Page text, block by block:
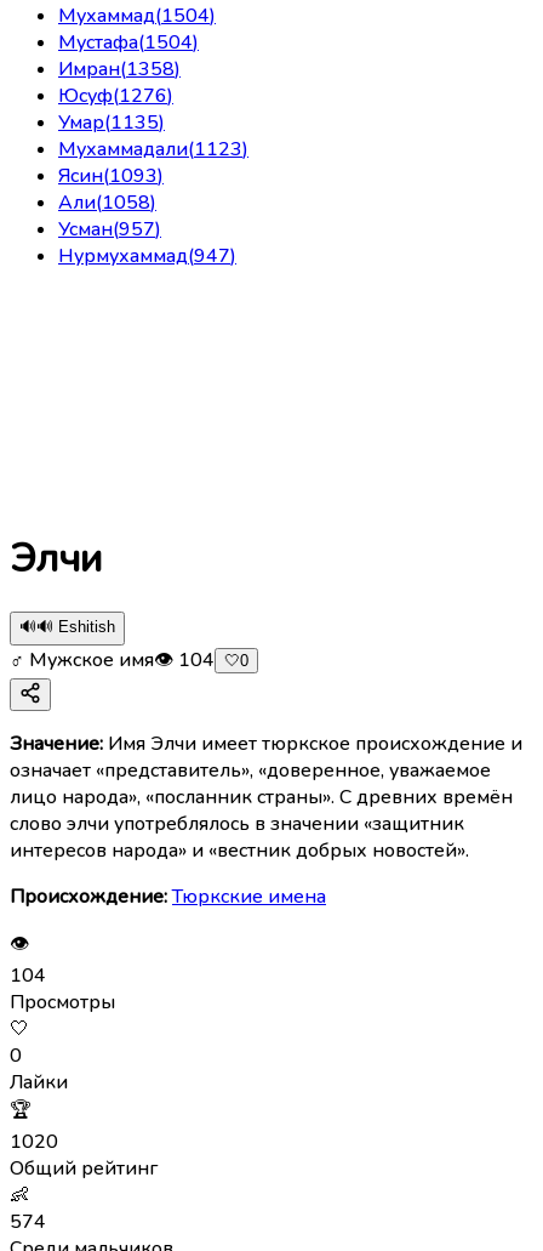
Мухаммад(1504)
Мустафа(1504)
Имран(1358)
Юсуф(1276)
Умар(1135)
Мухаммадали(1123)
Ясин(1093)
Али(1058)
Усман(957)
Нурмухаммад(947)
Элчи
🔊🔊 Eshitish
♂ Мужское имя👁 104 🤍0
Значение: Имя Элчи имеет тюркское происхождение и
означает «представитель», «доверенное, уважаемое
лицо народа», «посланник страны». С древних времён
слово элчи употреблялось в значении «защитник
интересов народа» и «вестник добрых новостей».
Происхождение:Тюркские имена
👁
104
Просмотры
🤍
0
Лайки
🏆
1020
Общий рейтинг
👶
574